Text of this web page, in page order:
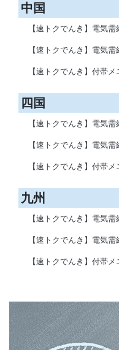
中国
【速トクでんき】電気
【速トクでんき】電気
【速トクでんき】付帯
四国
【速トクでんき】電気
【速トクでんき】電気
【速トクでんき】付帯
九州
【速トクでんき】電気
【速トクでんき】電気
【速トクでんき】付帯